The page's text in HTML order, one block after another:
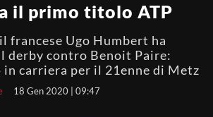
il primo titolo ATP
francese Ugo Humbert ha
derby contro Benoit Paire:
in carriera per il 21enne di Metz
18 Gen 2020 | 09:47